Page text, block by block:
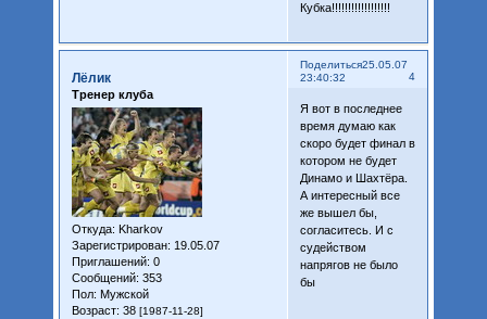
Кубка!!!!!!!!!!!!!!!!!!
Поделиться
4
25.05.07
23:40:32
Лёлик
Тренер клуба
Откуда: Kharkov
Зарегистрирован: 19.05.07
Приглашений: 0
Сообщений: 353
Пол: Мужской
Возраст: 38 [1987-11-28]
Я вот в последнее
время думаю как
скоро будет финал в
котором не будет
Динамо и Шахтёра.
А интересный все
же вышел бы,
согласитесь. И с
судейством
напрягов не было
бы